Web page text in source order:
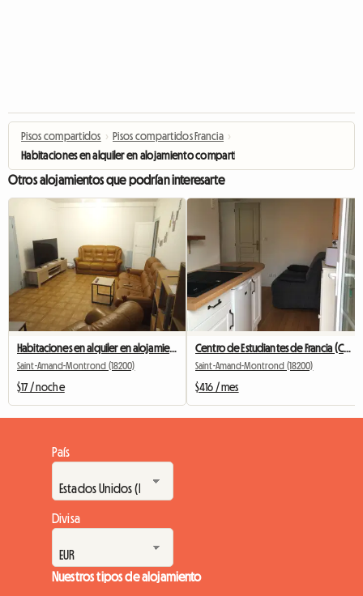
Pisos compartidos › Pisos compartidos Francia ›
Habitaciones en alquiler en alojamiento compartido en el centro de la ciudad
Otros alojamientos que podrían interesarte
Habitaciones en alquiler en alojamiento compartido en el centro de la ciudad RR3 ET 2 MANS
Saint-Amand-Montrond (18200)
$17 / noche
Centro de Estudiantes de Francia (CHER)
Saint-Amand-Montrond (18200)
$416 / mes
País
Divisa
Nuestros tipos de alojamiento